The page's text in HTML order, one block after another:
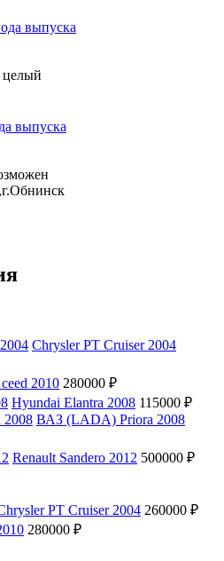
целый
Chrysler PT Cruiser 2004
2010 280000 ₽
Hyundai Elantra 2008 115000 ₽
ВАЗ (LADA) Priora 2008
Renault Sandero 2012 500000 ₽
PT Cruiser 2004 260000 ₽
280000 ₽